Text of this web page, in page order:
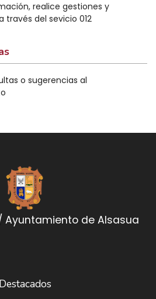
realice gestiones y
través del sevicio 012
o sugerencias al
Ayuntamiento de Alsasua
Destacados